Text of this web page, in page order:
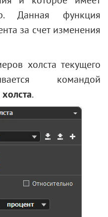
Данная функция
за счет изменения
холста текущего
командой
.